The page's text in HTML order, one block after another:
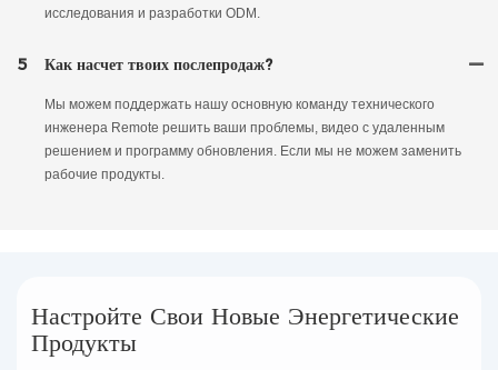
исследования и разработки ODM.
5 Как насчет твоих послепродаж?
Мы можем поддержать нашу основную команду технического
инженера Remote решить ваши проблемы, видео с удаленным
решением и программу обновления. Если мы не можем заменить
рабочие продукты.
Настройте Свои Новые Энергетические
Продукты